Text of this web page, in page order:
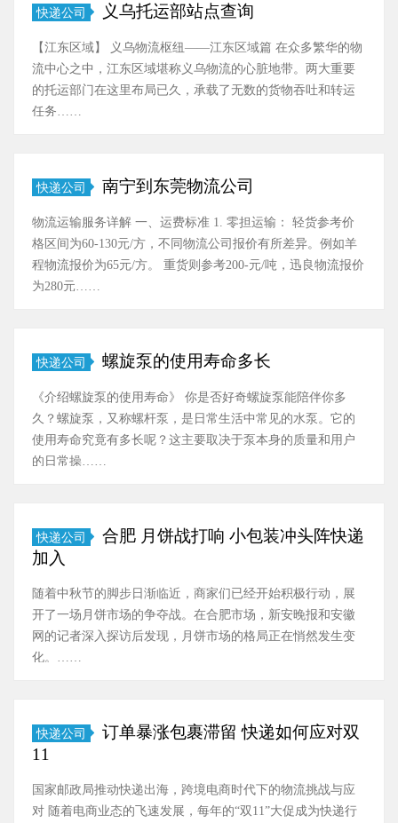
快递公司 义乌托运部站点查询
【江东区域】 义乌物流枢纽——江东区域篇 在众多繁华的物
流中心之中，江东区域堪称义乌物流的心脏地带。两大重要
的托运部门在这里布局已久，承载了无数的货物吞吐和转运
任务……
快递公司 南宁到东莞物流公司
物流运输服务详解 一、运费标准 1. 零担运输： 轻货参考价
格区间为60-130元/方，不同物流公司报价有所差异。例如羊
程物流报价为65元/方。 重货则参考200-元/吨，迅良物流报价
为280元……
快递公司 螺旋泵的使用寿命多长
《介绍螺旋泵的使用寿命》 你是否好奇螺旋泵能陪伴你多
久？螺旋泵，又称螺杆泵，是日常生活中常见的水泵。它的
使用寿命究竟有多长呢？这主要取决于泵本身的质量和用户
的日常操……
快递公司
合肥 月饼战打响 小包装冲头阵快递
加入
随着中秋节的脚步日渐临近，商家们已经开始积极行动，展
开了一场月饼市场的争夺战。在合肥市场，新安晚报和安徽
网的记者深入探访后发现，月饼市场的格局正在悄然发生变
化。……
快递公司
订单暴涨包裹滞留 快递如何应对双
11
国家邮政局推动快递出海，跨境电商时代下的物流挑战与应
对 随着电商业态的飞速发展，每年的“双11”大促成为快递行